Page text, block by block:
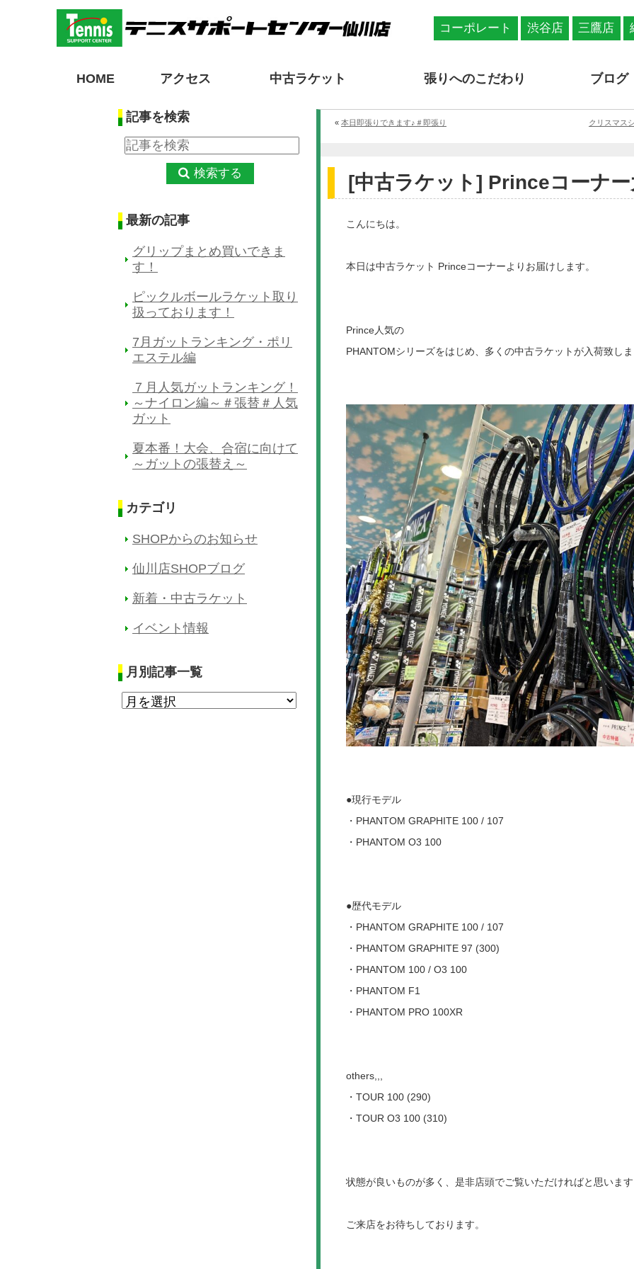
コーポレート 渋谷店 三鷹店
HOME アクセス 中古ラケット 張りへのこだわり ブログ
記事を検索
検索する
最新の記事
グリップまとめ買いできま
す！
ピックルボールラケット取り
扱っております！
7月ガットランキング・ポリ
エステル編
７月人気ガットランキング！
～ナイロン編～＃張替＃人気
ガット
夏本番！大会、合宿に向けて
～ガットの張替え～
カテゴリ
SHOPからのお知らせ
仙川店SHOPブログ
新着・中古ラケット
イベント情報
月別記事一覧
« 本日即張りできます♪＃即張り クリスマス
[中古ラケット] Princeコーナー
こんにちは。
本日は中古ラケット Princeコーナーよりお届けします。
Prince人気の
PHANTOMシリーズをはじめ、多くの中古ラケットが入荷致し
●現行モデル
・PHANTOM GRAPHITE 100 / 107
・PHANTOM O3 100
●歴代モデル
・PHANTOM GRAPHITE 100 / 107
・PHANTOM GRAPHITE 97 (300)
・PHANTOM 100 / O3 100
・PHANTOM F1
・PHANTOM PRO 100XR
others,,,
・TOUR 100 (290)
・TOUR O3 100 (310)
状態が良いものが多く、是非店頭でご覧いただければと思いま
ご来店をお待ちしております。